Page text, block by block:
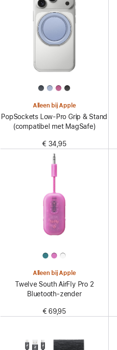
Alleen bij Apple
PopSockets Low-Pro Grip & Stand
(compatibel met MagSafe)
€ 34,95
Alleen bij Apple
Twelve South AirFly Pro 2
Bluetooth-zender
€ 69,95